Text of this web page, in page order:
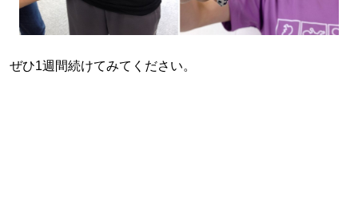
ぜひ1週間続けてみてください。